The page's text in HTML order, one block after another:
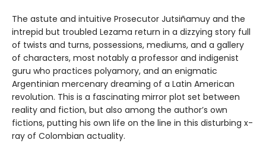
The astute and intuitive Prosecutor Jutsiñamuy and the
intrepid but troubled Lezama return in a dizzying story full
of twists and turns, possessions, mediums, and a gallery
of characters, most notably a professor and indigenist
guru who practices polyamory, and an enigmatic
Argentinian mercenary dreaming of a Latin American
revolution. This is a fascinating mirror plot set between
reality and fiction, but also among the author’s own
fictions, putting his own life on the line in this disturbing x-
ray of Colombian actuality.